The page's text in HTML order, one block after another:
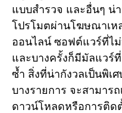
แบบสำรวจ และอื่นๆ น่
โปรโมตผ่านโฆษณาเห
ออนไลน์ ซอฟต์แวร์ที่ไ
และบางครั้งก็มีมัลแวร์
ซ้ำ สิ่งที่น่ากังวลเป็นพิเ
บางรายการ จะสามาร
ดาวน์โหลดหรือการติด